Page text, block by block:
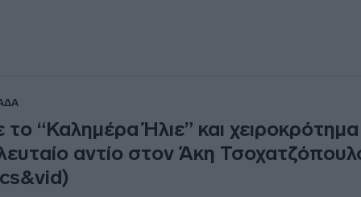
“Καλημέρα Ήλιε” και
αντίο στον Άκη